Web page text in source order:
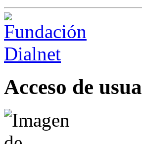
Acceso de